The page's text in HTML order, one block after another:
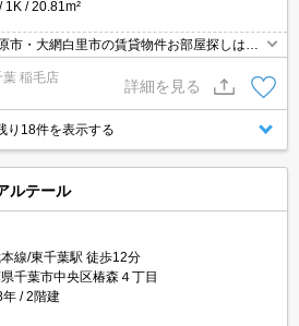
1K 20.81m²
市・大網白里市の賃貸物件お部屋探しはタ
お任せ下さい！
葉 稲毛店
詳細を見る
り18件を表示する
ルテール
線/東千葉駅 徒歩12分
千葉市中央区椿森４丁目
年
2階建